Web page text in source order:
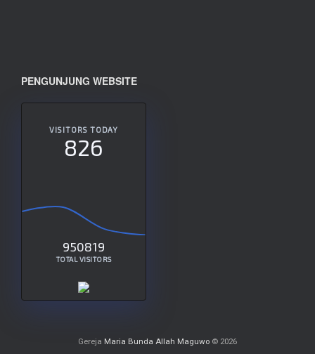
PENGUNJUNG WEBSITE
VISITORS TODAY
826
950819
TOTAL VISITORS
Gereja Maria Bunda Allah Maguwo © 2026